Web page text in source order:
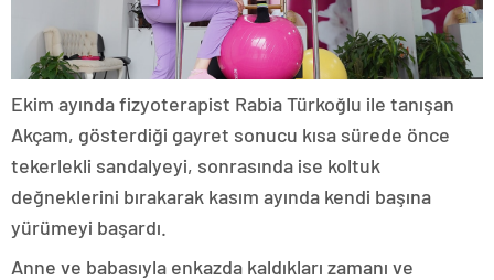
Ekim ayında fizyoterapist Rabia Türkoğlu ile tanışan
Akçam, gösterdiği gayret sonucu kısa sürede önce
tekerlekli sandalyeyi, sonrasında ise koltuk
değneklerini bırakarak kasım ayında kendi başına
yürümeyi başardı.
Anne ve babasıyla enkazda kaldıkları zamanı ve